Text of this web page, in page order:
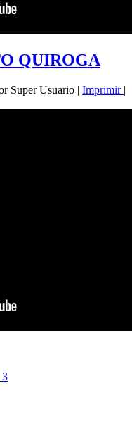
QUIROGA
Super Usuario | Imprimir |
3